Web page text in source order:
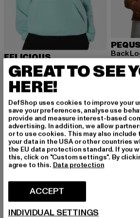
FELICIOUS
FELI Oversize
36,84 EUR
Ajankohtainen hinta: 36,84 EUR
54,99 EUR Kampanjahinta: 54,99
PEQUS
Back
39,20
-60% -60%
GREAT TO SEE
HERE!
DefShop uses cookies to improve your
save your preferences, analyse use
provide and measure interest-based
advertising. In addition, we allow
or to use cookies. This may also
your data in the USA or other countries
the EU data protection standard. If you
this, click on "Custom settings". By
agree to this. Data protection
ACCEPT
INDIVIDUAL SETTINGS